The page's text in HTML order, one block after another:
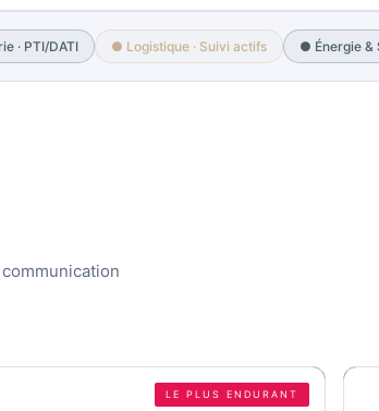
· PTI/DATI ● Logistique · Suivi actifs ● Énergie &
LE PLUS ENDURANT